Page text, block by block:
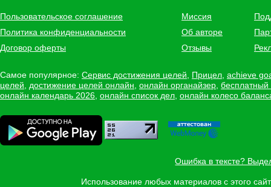
Пользовательское соглашение
Политика конфиденциальности
Договор оферты
Миссия
Об авторе
Отзывы
Самое популярное: Сервис достижения целей Прицел achieve
целей
достижение целей онлайн онлайн органайзер
онлайн календарь 2026 онлайн список дел онлайн колесо
Ошибка в тексте?
Использование любых материалов с этого